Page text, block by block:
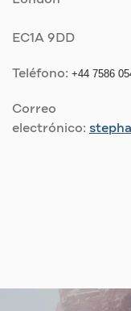
EC1A 9DD
Teléfono: +44 7586
Correo
electrónico: